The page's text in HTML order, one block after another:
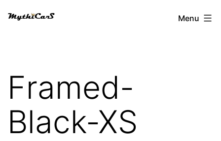
Menu
Framed-
Black-XS